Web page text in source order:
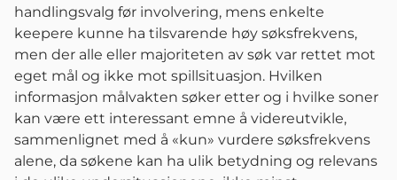
handlingsvalg før involvering, mens enkelte
keepere kunne ha tilsvarende høy søksfrekvens,
men der alle eller majoriteten av søk var rettet mot
eget mål og ikke mot spillsituasjon. Hvilken
informasjon målvakten søker etter og i hvilke soner
kan være ett interessant emne å videreutvikle,
sammenlignet med å «kun» vurdere søksfrekvens
alene, da søkene kan ha ulik betydning og relevans